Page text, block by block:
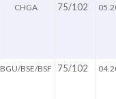
CHGA 75/102
BGU/BSE/BSF 75/102